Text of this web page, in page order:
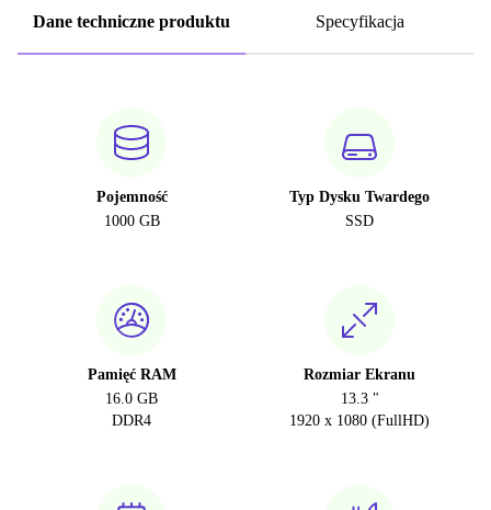
Dane techniczne produktu Specyfikacja
Pojemność
1000 GB
Typ Dysku Twardego
SSD
Pamięć RAM
16.0 GB
DDR4
Rozmiar Ekranu
13.3 "
1920 x 1080 (FullHD)